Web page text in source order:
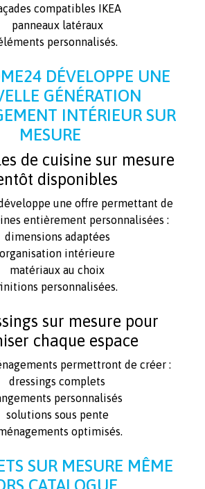
compatibles IKEA
panneaux latéraux
personnalisés.
DÉVELOPPE UNE
GÉNÉRATION
INTÉRIEUR SUR
MESURE
de cuisine sur mesure
disponibles
une offre permettant de
entièrement personnalisées :
adaptées
intérieure
matériaux au choix
personnalisées.
sur mesure pour
chaque espace
permettront de créer :
dressings complets
personnalisés
solutions sous pente
optimisés.
SUR MESURE MÊME
CATALOGUE